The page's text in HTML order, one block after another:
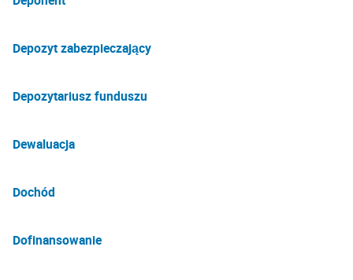
Depozyt zabezpieczający
Depozytariusz funduszu
Dewaluacja
Dochód
Dofinansowanie